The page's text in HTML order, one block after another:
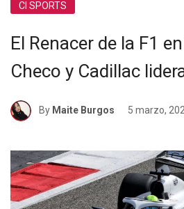
CI SPORTS
El Renacer de la F1
Checo y Cadillac
By Maite Burgos 5 marzo,